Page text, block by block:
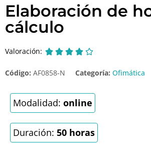
Elaboración de
cálculo
Valoración:     
Código: AF0858-N Categoría: Ofimática
Modalidad: online
Duración: 50 horas